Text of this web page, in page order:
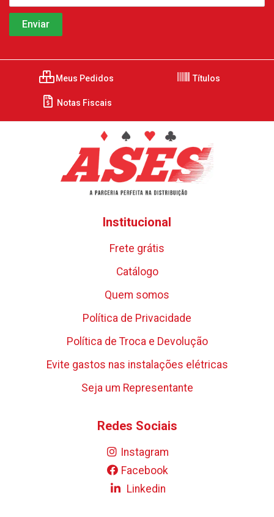
Meus Pedidos Títulos
Notas Fiscais
Institucional
Frete grátis
Catálogo
Quem somos
Política de Privacidade
Política de Troca e Devolução
Evite gastos nas instalações elétricas
Seja um Representante
Redes Sociais
Instagram
Facebook
Linkedin